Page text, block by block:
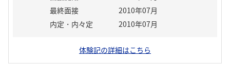
最終面接
2010年07月
内定・内々定
2010年07月
体験記の詳細はこちら